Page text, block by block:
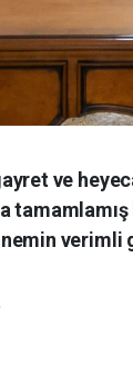
ve
verimli